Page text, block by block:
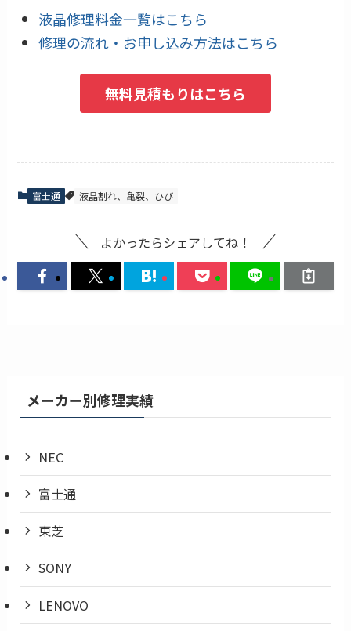
液晶修理料金一覧はこちら
修理の流れ・お申し込み方法はこちら
無料見積もりはこちら
富士通 液晶割れ、亀裂、ひび
よかったらシェアしてね！
メーカー別修理実績
NEC
富士通
東芝
SONY
LENOVO